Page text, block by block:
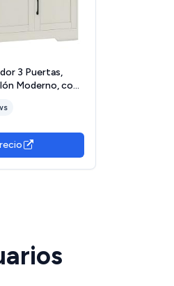
3 Puertas,
Moderno, con
Ajustable, para
Dormitorio,